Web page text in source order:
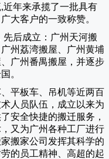
年来承揽了一批具有
大客户的一致称赞。
先后成立：广州天河搬
州荔湾搬屋、广州黄埔
广州番禺搬屋，并逐步
。
平板车、吊机等近两百
人员队伍，成立以来为
安全快捷的搬迁服务，
又为广州各种工厂进行
搬家公司发挥其科学的
的员工精神、高超的起